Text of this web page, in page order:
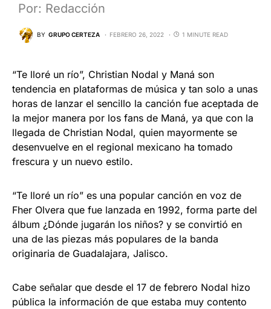
Por: Redacción
BY GRUPO CERTEZA FEBRERO 26, 2022 1 MINUTE READ
“Te lloré un río”, Christian Nodal y Maná son
tendencia en plataformas de música y tan solo a unas
horas de lanzar el sencillo la canción fue aceptada de
la mejor manera por los fans de Maná, ya que con la
llegada de Christian Nodal, quien mayormente se
desenvuelve en el regional mexicano ha tomado
frescura y un nuevo estilo.
“Te lloré un río” es una popular canción en voz de
Fher Olvera que fue lanzada en 1992, forma parte del
álbum ¿Dónde jugarán los niños? y se convirtió en
una de las piezas más populares de la banda
originaria de Guadalajara, Jalisco.
Cabe señalar que desde el 17 de febrero Nodal hizo
pública la información de que estaba muy contento